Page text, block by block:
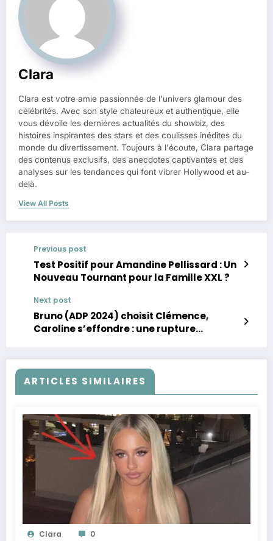
Clara
Clara est votre amie passionnée de l'univers glamour des
célébrités. Avec son style chaleureux et authentique, elle
vous dévoile les dernières actualités du showbiz, des
histoires inspirantes des stars et des coulisses inédites du
monde du divertissement. Toujours à l'écoute, Clara partage
des contenus exclusifs, des anecdotes captivantes et des
analyses sur les tendances qui font vibrer Hollywood et au-
delà.
View All Posts
Previous post
Test Positif pour Amandine Pellissard : Un
Nouveau Tournant pour la Famille XXL ?
Next post
Bruno (ADP 2024) choisit Clémence,
Caroline s’effondre : une rupture
ARTICLES SIMILAIRES
Clara 0